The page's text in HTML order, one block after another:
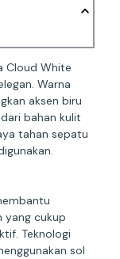
Cloud White
Warna
aksen biru
bahan kulit
tahan sepatu
yang cukup
Teknologi
sol